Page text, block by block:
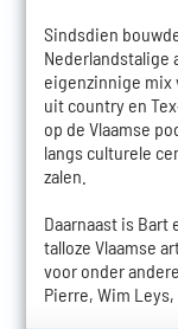
Sindsdien
Nederlandstalige
eigenzinnige mix
uit country en
op de Vlaamse
langs culturele
zalen.
Daarnaast is
talloze Vlaamse
voor onder
Pierre, Wim Leys,